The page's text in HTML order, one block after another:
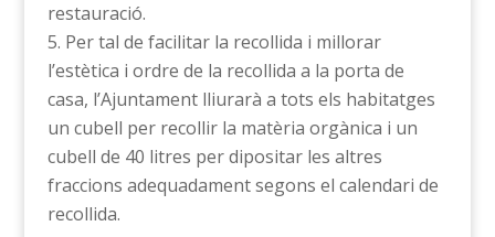
restauració.
Per tal de facilitar la recollida i millorar
l’estètica i ordre de la recollida a la porta de
casa, l’Ajuntament lliurarà a tots els habitatges
un cubell per recollir la matèria orgànica i un
cubell de 40 litres per dipositar les altres
fraccions adequadament segons el calendari de
recollida.